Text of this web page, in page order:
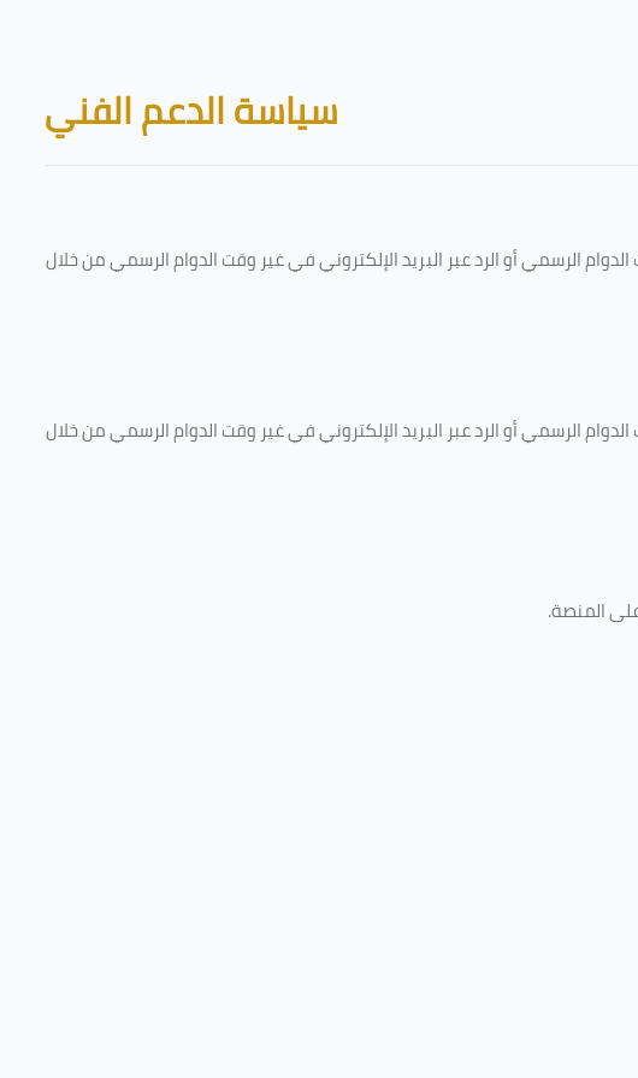
Blocks
سياسة الدعم الفني
الرسمي أو الرد عبر البريد الإلكتروني في غير وقت الدوام الرسمي من خلال
الرسمي أو الرد عبر البريد الإلكتروني في غير وقت الدوام الرسمي من خلال
المنصة.